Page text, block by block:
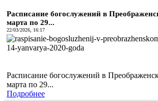
Расписание богослужений в
марта по 29...
22/03/2026, 16:17
Расписание богослужений в
марта по 29...
Подробнее